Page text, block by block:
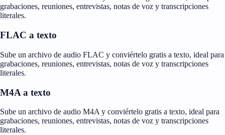
grabaciones, reuniones, entrevistas, notas de voz y transcripciones
literales.
FLAC a texto
Sube un archivo de audio FLAC y conviértelo gratis a texto, ideal para
grabaciones, reuniones, entrevistas, notas de voz y transcripciones
literales.
M4A a texto
Sube un archivo de audio M4A y conviértelo gratis a texto, ideal para
grabaciones, reuniones, entrevistas, notas de voz y transcripciones
literales.